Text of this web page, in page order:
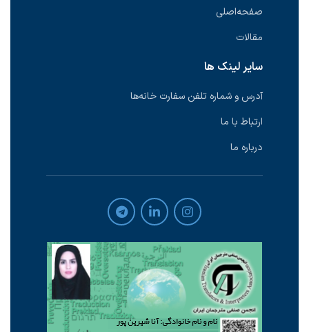
صفحه‌اصلی
مقالات
سایر لینک ها
آدرس و شماره تلفن سفارت خانه‌ها
ارتباط با ما
درباره ما